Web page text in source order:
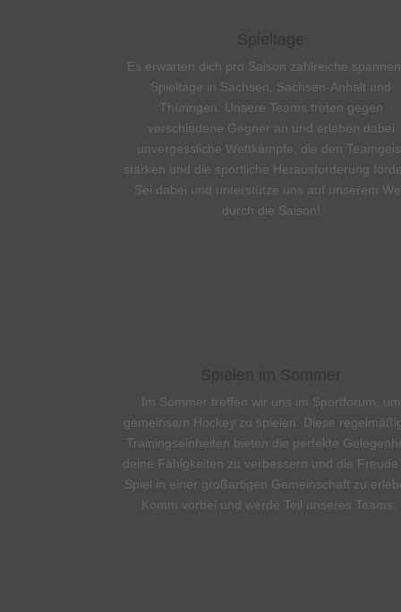
Es erwarten dich pro Saison zahlreiche
Spieltage in Sachsen, Sachsen-Anhalt und
Thüringen. Unsere Teams treten gegen
verschiedene Gegner an und erleben dabei
unvergessliche Wettkämpfe, die den
stärken und die sportliche Herausforderung
Sei dabei und unterstütze uns auf unserem
durch die Saison!
Im Sommer treffen wir uns im Sportforum, um
gemeinsam Hockey zu spielen. Diese
Trainingseinheiten bieten die perfekte
deine Fähigkeiten zu verbessern und die Freude
Spiel in einer großartigen Gemeinschaft zu
Komm vorbei und werde Teil unseres Teams.